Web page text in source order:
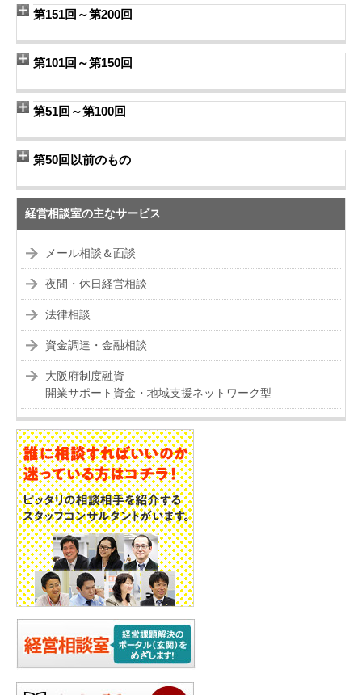
第151回～第200回
第101回～第150回
第51回～第100回
第50回以前のもの
経営相談室の主なサービス
メール相談＆面談
夜間・休日経営相談
法律相談
資金調達・金融相談
大阪府制度融資
開業サポート資金・地域支援ネットワーク型